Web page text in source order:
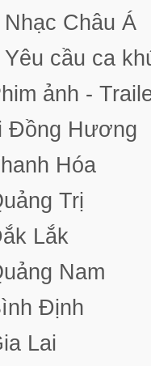
Nhạc Châu Á
Yêu cầu ca
ảnh -
Đồng Hương
Hóa
Trị
Lắk
Nam
Định
Lai